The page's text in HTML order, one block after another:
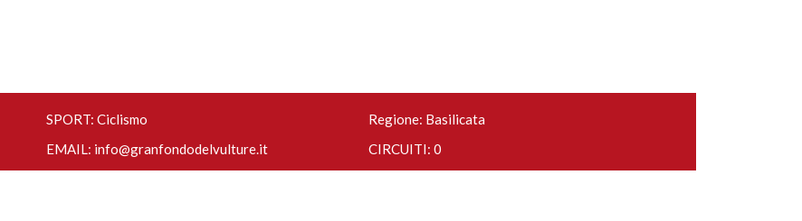
SPORT: Ciclismo
Regione: Basilicata
EMAIL: info@granfondodelvulture.it CIRCUITI: 0